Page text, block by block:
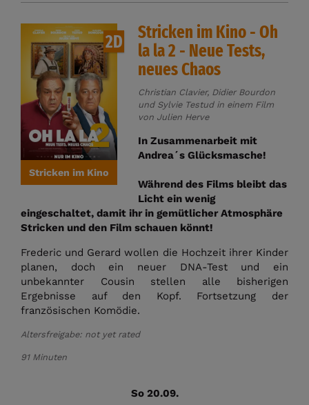
2D
Stricken im Kino
Stricken im Kino - Oh
la la 2 - Neue Tests,
neues Chaos
Christian Clavier, Didier Bourdon
und Sylvie Testud in einem Film
von Julien Herve
In Zusammenarbeit mit
Andrea´s Glücksmasche!
Während des Films bleibt das
Licht ein wenig
eingeschaltet, damit ihr in gemütlicher Atmosphäre
Stricken und den Film schauen könnt!
Frederic und Gerard wollen die Hochzeit ihrer Kinder
planen, doch ein neuer DNA-Test und ein
unbekannter Cousin stellen alle bisherigen
Ergebnisse auf den Kopf. Fortsetzung der
französischen Komödie.
Altersfreigabe: not yet rated
91 Minuten
So 20.09.